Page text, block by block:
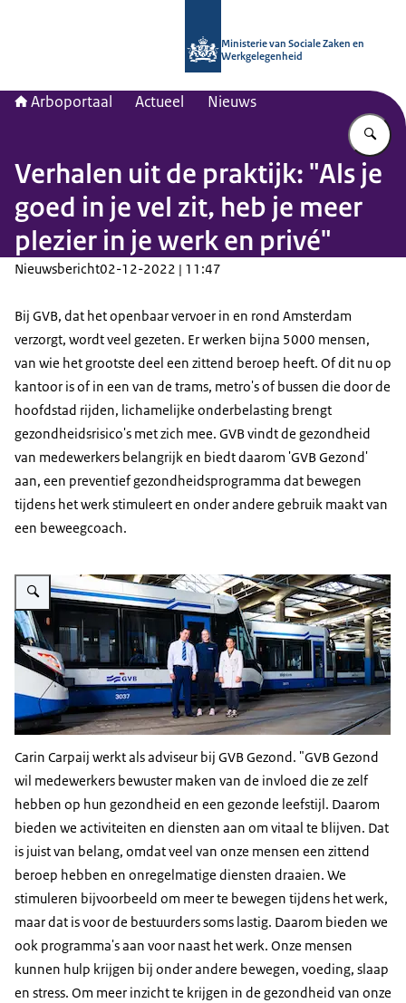
Ministerie van Sociale Zaken en
Werkgelegenheid
Arboportaal Actueel Nieuws
Verhalen uit de praktijk: "Als je
goed in je vel zit, heb je meer
plezier in je werk en privé"
Nieuwsbericht02-12-2022 | 11:47
Bij GVB, dat het openbaar vervoer in en rond Amsterdam
verzorgt, wordt veel gezeten. Er werken bijna 5000 mensen,
van wie het grootste deel een zittend beroep heeft. Of dit nu op
kantoor is of in een van de trams, metro's of bussen die door de
hoofdstad rijden, lichamelijke onderbelasting brengt
gezondheidsrisico's met zich mee. GVB vindt de gezondheid
van medewerkers belangrijk en biedt daarom 'GVB Gezond'
aan, een preventief gezondheidsprogramma dat bewegen
tijdens het werk stimuleert en onder andere gebruik maakt van
een beweegcoach.
Vergroot afbeelding GVB
Carin Carpaij werkt als adviseur bij GVB Gezond. "GVB Gezond
wil medewerkers bewuster maken van de invloed die ze zelf
hebben op hun gezondheid en een gezonde leefstijl. Daarom
bieden we activiteiten en diensten aan om vitaal te blijven. Dat
is juist van belang, omdat veel van onze mensen een zittend
beroep hebben en onregelmatige diensten draaien. We
stimuleren bijvoorbeeld om meer te bewegen tijdens het werk,
maar dat is voor de bestuurders soms lastig. Daarom bieden we
ook programma's aan voor naast het werk. Onze mensen
kunnen hulp krijgen bij onder andere bewegen, voeding, slaap
en stress. Om meer inzicht te krijgen in de gezondheid van onze